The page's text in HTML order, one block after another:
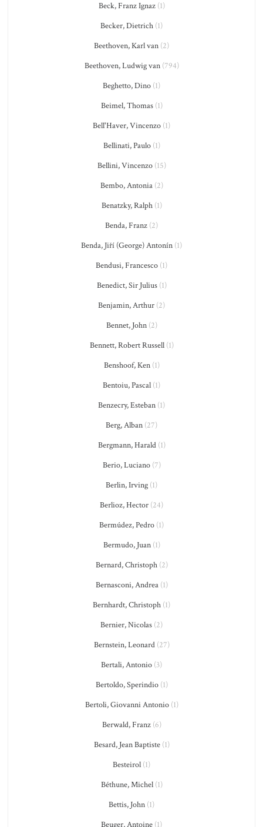
Beck, Franz Ignaz(1)
Becker, Dietrich (1)
Beethoven, Karl van (2)
Beethoven, Ludwig van(794)
Beghetto, Dino (1)
Beimel, Thomas(1)
Bell'Haver, Vincenzo (1)
Bellinati, Paulo(1)
Bellini, Vincenzo(15)
Bembo, Antonia(2)
Benatzky, Ralph(1)
Benda, Franz (2)
Benda, Jiří (George) Antonín (1)
Bendusi, Francesco (1)
Benedict, Sir Julius(1)
Benjamin, Arthur (2)
Bennet, John(2)
Bennett, Robert Russell(1)
Benshoof, Ken(1)
Bentoiu, Pascal (1)
Benzecry, Esteban (1)
Berg, Alban (27)
Bergmann, Harald(1)
Berio, Luciano(7)
Berlin, Irving (1)
Berlioz, Hector (24)
Bermúdez, Pedro (1)
Bermudo, Juan(1)
Bernard, Christoph(2)
Bernasconi, Andrea(1)
Bernhardt, Christoph (1)
Bernier, Nicolas (2)
Bernstein, Leonard(27)
Bertali, Antonio (3)
Bertoldo, Sperindio(1)
Bertoli, Giovanni Antonio(1)
Berwald, Franz(6)
Besard, Jean Baptiste(1)
Besteirol (1)
Béthune, Michel(1)
Bettis, John (1)
Beuger, Antoine (1)